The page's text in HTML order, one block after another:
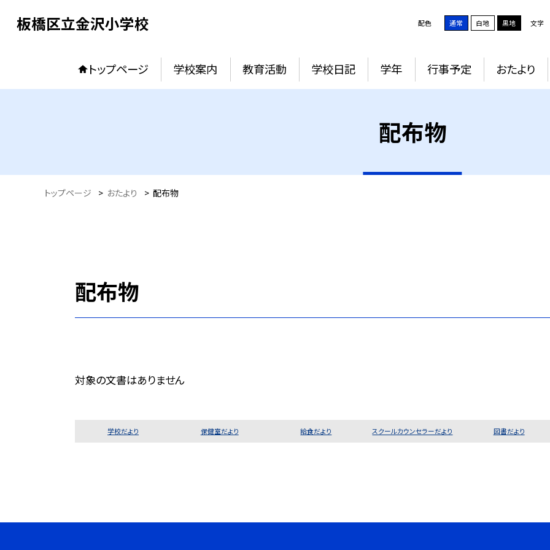
板橋区立金沢小学校 配色 通常 白地 黒地 文字
トップページ 学校案内 教育活動 学校日記 学年 行事予定 おたより
配布物
トップページ > おたより > 配布物
配布物
対象の文書はありません
学校だより 保健室だより 給食だより スクールカウンセラーだより 図書だより